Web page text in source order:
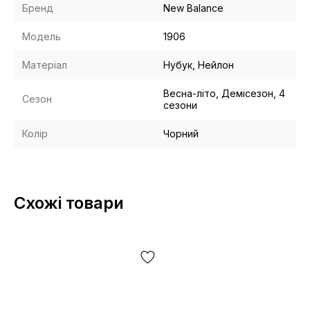
Бренд New Balance
Модель 1906
Матеріал Нубук, Нейлон
Сезон
Весна-літо, Демісезон, 4
сезони
Колір Чорний
Схожі товари